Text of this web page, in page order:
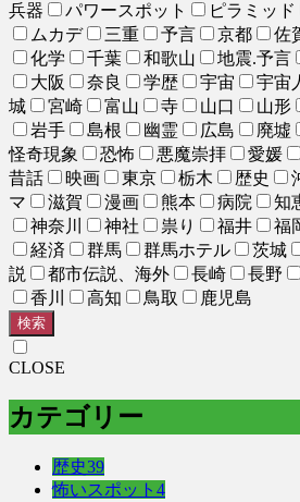
兵器
パワースポット ピラミッド
ムカデ
三重 予言 京都 佐
化学
千葉 和歌山 地震.予言
大阪
奈良 学歴 宇宙 宇宙
城
宮崎 富山 寺 山口 山形
岩手
島根 幽霊 広島 廃墟
怪奇現象
恐怖 悪魔崇拝 愛媛
昔話
映画 東京 栃木 歴史
マ
滋賀 漫画 熊本 病院 知
神奈川
神社 祟り 福井 福
経済
群馬 群馬ホテル 茨城
説
都市伝説、海外 長崎 長野
香川
高知 鳥取 鹿児島
検索
CLOSE
カテゴリー
歴史39
怖いスポット 4